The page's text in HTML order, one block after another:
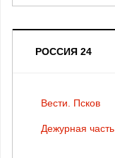
РОССИЯ 24
Вести. Псков
Дежурная часть